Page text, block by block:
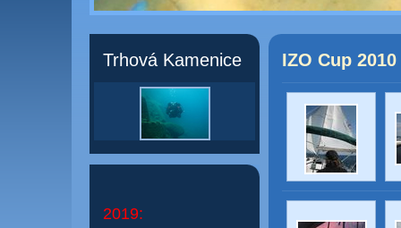
IZO Cup 2010
Trhová Kamenice
2019: